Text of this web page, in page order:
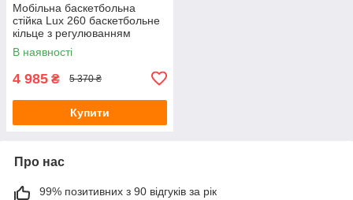
Мобільна баскетбольна
стійка Lux 260 баскетбольне
кільце з регулюванням
висоти
В наявності
4 985 ₴ 5 370 ₴
Купити
Про нас
99% позитивних з 90 відгуків за рік